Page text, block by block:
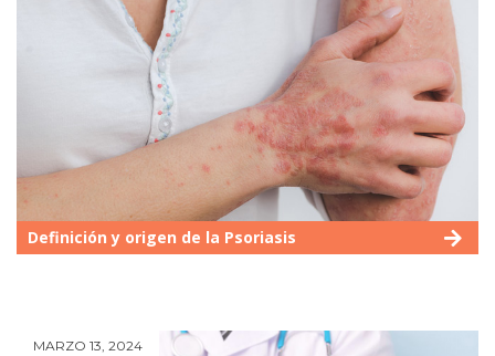
Definición y origen de la Psoriasis
MARZO 13, 2024